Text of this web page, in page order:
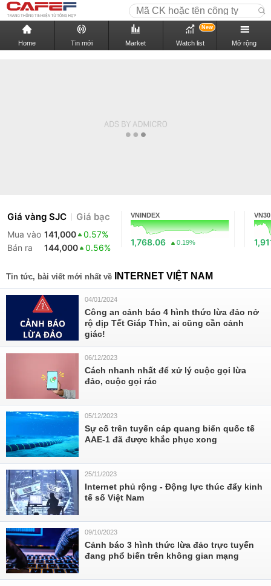
Home Tin mới Market Watch list
New
Mở rộng
Giá vàng SJC Giá bạc
Mua vào 141,000
0.57%
Bán ra
144,000 0.56%
VNINDEX
1,768.06 0.19%
VN30
Tin tức, bài viết mới nhất về INTERNET VIỆT NAM
04/01/2024
Công an cảnh báo 4 hình thức lừa đảo nở
rộ dịp Tết Giáp Thìn, ai cũng cần cảnh
giác!
06/12/2023
Cách nhanh nhất để xử lý cuộc gọi lừa
đảo, cuộc gọi rác
05/12/2023
Sự cố trên tuyến cáp quang biển quốc tế
AAE-1 đã được khắc phục xong
25/11/2023
Internet phủ rộng - Động lực thúc đẩy kinh
tế số Việt Nam
09/10/2023
Cảnh báo 3 hình thức lừa đảo trực tuyến
đang phổ biến trên không gian mạng